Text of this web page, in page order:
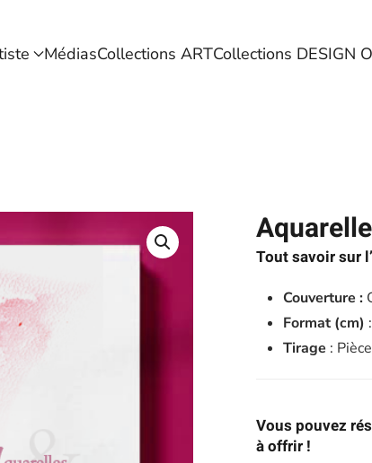
MédiasCollections ARTCollections DESIGN
Tout savoir sur
Couverture :
Format (cm)
Tirage :
Vous pouvez
à offrir !